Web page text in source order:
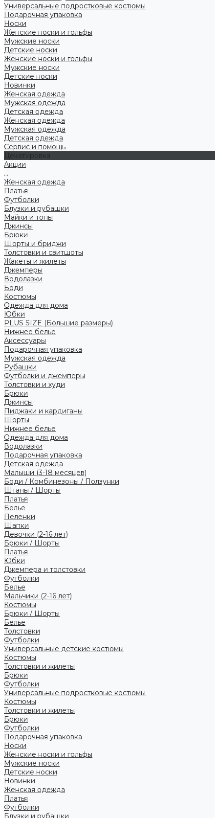
Универсальные подростковые костюмы
Подарочная упаковка
Носки
Женские носки и гольфы
Мужские носки
Детские носки
Женские носки и гольфы
Мужские носки
Детские носки
Новинки
Женская одежда
Мужская одежда
Детская одежда
Женская одежда
Мужская одежда
Детская одежда
Сервис и помощь
Декатировка
Акции
...
Женская одежда
Платья
Футболки
Блузки и рубашки
Майки и топы
Джинсы
Брюки
Шорты и бриджи
Толстовки и свитшоты
Жакеты и жилеты
Джемперы
Водолазки
Боди
Костюмы
Одежда для дома
Юбки
PLUS SIZE (Большие размеры)
Нижнее белье
Аксессуары
Подарочная упаковка
Мужская одежда
Рубашки
Футболки и джемперы
Толстовки и худи
Брюки
Джинсы
Пиджаки и кардиганы
Шорты
Нижнее белье
Одежда для дома
Водолазки
Подарочная упаковка
Детская одежда
Малыши (3-18 месяцев)
Боди / Комбинезоны / Ползунки
Штаны / Шорты
Платья
Белье
Пеленки
Шапки
Девочки (2-16 лет)
Брюки / Шорты
Платья
Юбки
Джемпера и толстовки
Футболки
Белье
Мальчики (2-16 лет)
Костюмы
Брюки / Шорты
Белье
Толстовки
Футболки
Универсальные детские костюмы
Костюмы
Толстовки и жилеты
Брюки
Футболки
Универсальные подростковые костюмы
Костюмы
Толстовки и жилеты
Брюки
Футболки
Подарочная упаковка
Носки
Женские носки и гольфы
Мужские носки
Детские носки
Новинки
Женская одежда
Платья
Футболки
Блузки и рубашки